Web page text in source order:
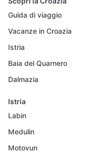
Guida di viaggio
Vacanze in Croazia
Istria
Baia del Quarnero
Dalmazia
Istria
Labin
Medulin
Motovun